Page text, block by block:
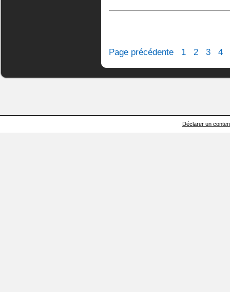
Page précédente 1 2 3 4
Déclarer un